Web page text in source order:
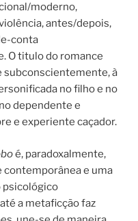
moderno,
antes/depois,
conta
O titulo do romance
subconscientemente, à
no filho e no
dependente e
e experiente caçador.
é, paradoxalmente,
e uma
psicológico
a metaficção faz